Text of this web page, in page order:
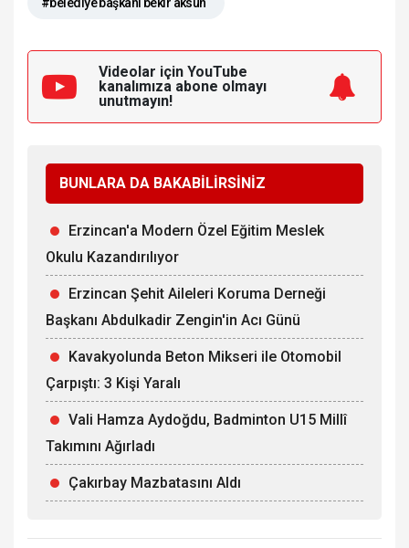
#belediye başkanı bekir aksun
Videolar için YouTube
kanalımıza abone olmayı
unutmayın!
BUNLARA DA BAKABİLİRSİNİZ
Erzincan'a Modern Özel Eğitim Meslek
Okulu Kazandırılıyor
Erzincan Şehit Aileleri Koruma Derneği
Başkanı Abdulkadir Zengin'in Acı Günü
Kavakyolunda Beton Mikseri ile Otomobil
Çarpıştı: 3 Kişi Yaralı
Vali Hamza Aydoğdu, Badminton U15 Millî
Takımını Ağırladı
Çakırbay Mazbatasını Aldı